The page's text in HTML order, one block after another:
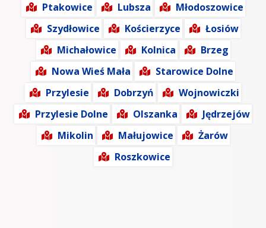
Ptakowice
Lubsza
Młodoszowice
Szydłowice
Kościerzyce
Łosiów
Michałowice
Kolnica
Brzeg
Nowa Wieś Mała
Starowice Dolne
Przylesie
Dobrzyń
Wojnowiczki
Przylesie Dolne
Olszanka
Jędrzejów
Mikolin
Małujowice
Żarów
Roszkowice